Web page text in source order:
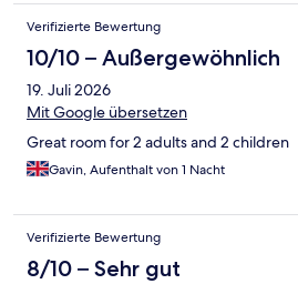
jeder aufs Bett gucken kann.
Verifizierte Bewertung
10/10 – Außergewöhnlich
19. Juli 2026
Mit Google übersetzen
Great room for 2 adults and 2 children
Gavin, Aufenthalt von 1 Nacht
Verifizierte Bewertung
8/10 – Sehr gut